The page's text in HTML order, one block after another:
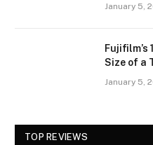
January 5,
Size of a
January 5,
TOP REVIEWS